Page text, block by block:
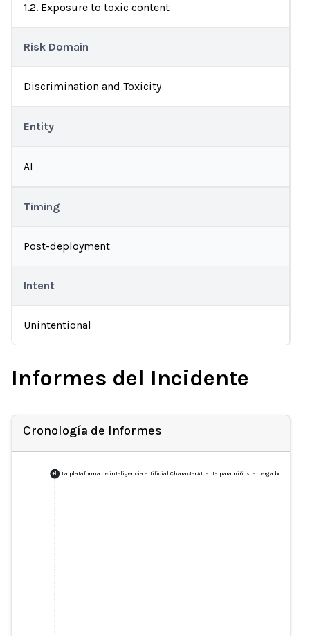
1.2. Exposure to toxic content
Risk Domain
Discrimination and Toxicity
Entity
AI
Timing
Post-deployment
Intent
Unintentional
Informes del Incidente
Cronología de Informes
+1 La plataforma de inteligencia artificial Character.AI, apta para niños, alberga bots